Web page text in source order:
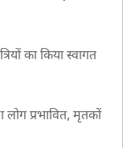
का किया स्वागत
प्रभावित, मृतकों